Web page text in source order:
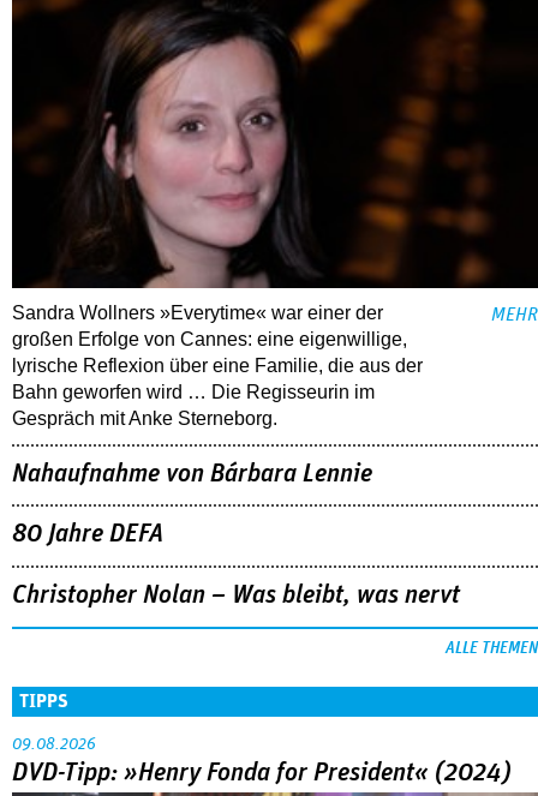
Sandra Wollners »Everytime« war einer der
großen Erfolge von Cannes: eine eigenwillige,
lyrische Reflexion über eine ­Familie, die aus der
Bahn geworfen wird … Die Regisseurin im
Gespräch mit Anke Sterneborg.
MEHR
Nahaufnahme von Bárbara Lennie
80 Jahre DEFA
Christopher Nolan – Was bleibt, was nervt
ALLE THEMEN
TIPPS
09.08.2026
DVD-Tipp: »Henry Fonda for President« (2024)